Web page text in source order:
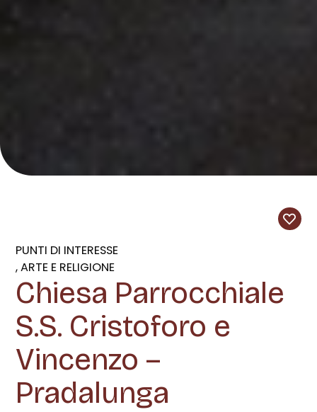
PUNTI DI INTERESSE
ARTE E RELIGIONE
Chiesa Parrocchiale
S.S. Cristoforo e
Vincenzo –
Pradalunga